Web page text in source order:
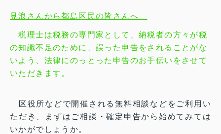
見浪さんから都島区民の皆さんへ
税理士は税務の専門家として、納税者の方々が税
の知識不足のために、誤った申告をされることがな
いよう、法律にのっとった申告のお手伝いをさせて
いただきます。
区役所などで開催される無料相談などをご利用い
ただき、まずはご相談・確定申告から始めてみては
いかがでしょうか。